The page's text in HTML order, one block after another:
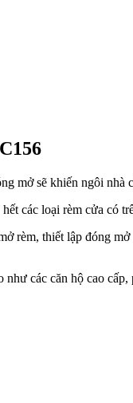
mở sẽ khiến ngôi nhà
các loại rèm cửa có
rèm, thiết lập đóng
các căn hộ cao